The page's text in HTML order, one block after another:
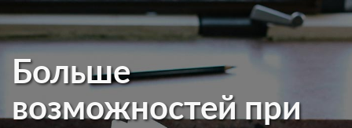
Больше
возможностей при